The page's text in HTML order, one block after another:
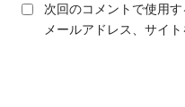
次回のコメントで使用
メールアドレス、サイト